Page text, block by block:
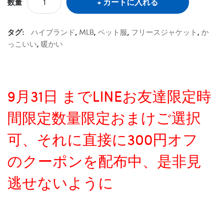
タグ: ハイブランド, MLB, ペット服, フリースジャケット , か
っこいい, 暖かい
9月31日 までLINEお友達限定時
間限定数量限定おまけご選択
可、それに直接に300円オフ
のクーポンを配布中、是非見
逃せないように